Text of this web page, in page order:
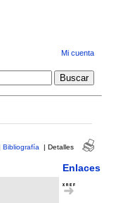
Mi cuenta
Bibliografía | Detalles
Enlaces